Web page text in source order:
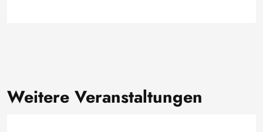
Weitere Veranstaltungen